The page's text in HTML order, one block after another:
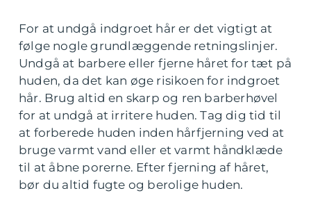
For at undgå indgroet hår er det vigtigt at
følge nogle grundlæggende retningslinjer.
Undgå at barbere eller fjerne håret for tæt på
huden, da det kan øge risikoen for indgroet
hår. Brug altid en skarp og ren barberhøvel
for at undgå at irritere huden. Tag dig tid til
at forberede huden inden hårfjerning ved at
bruge varmt vand eller et varmt håndklæde
til at åbne porerne. Efter fjerning af håret,
bør du altid fugte og berolige huden.